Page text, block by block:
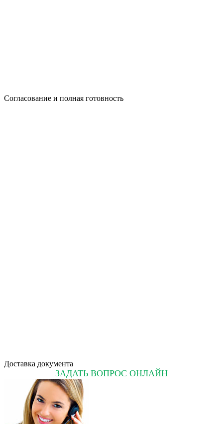
Согласование и полная готовность
Доставка документа
ЗАДАТЬ ВОПРОС ОНЛАЙН